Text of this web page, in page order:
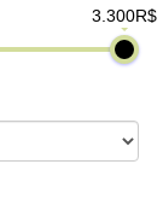
3.300R$